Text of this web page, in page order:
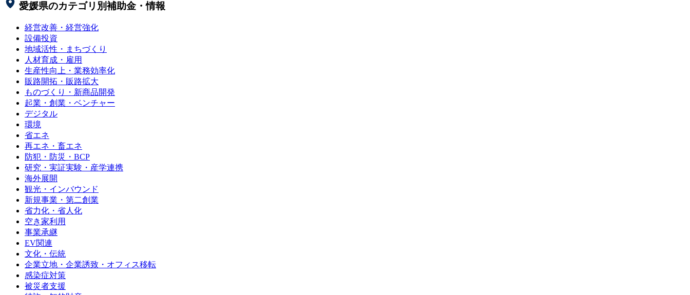
愛媛県のカテゴリ別補助金・情報
経営改善・経営強化
設備投資
地域活性・まちづくり
人材育成・雇用
生産性向上・業務効率化
販路開拓・販路拡大
ものづくり・新商品開発
起業・創業・ベンチャー
デジタル
環境
省エネ
再エネ・畜エネ
防犯・防災・BCP
研究・実証実験・産学連携
海外展開
観光・インバウンド
新規事業・第二創業
省力化・省人化
空き家利用
事業承継
EV関連
文化・伝統
企業立地・企業誘致・オフィス移転
感染症対策
被災者支援